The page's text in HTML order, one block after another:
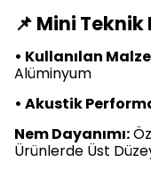
📌 Mini
• Kullanılan
Alüminyum
• Akustik
Nem Dayanımı:
Ürünlerde Üst